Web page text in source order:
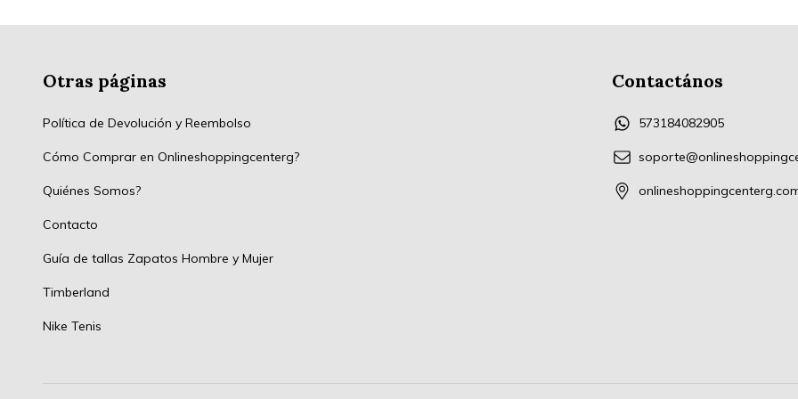
Otras páginas
Política de Devolución y Reembolso
Cómo Comprar en Onlineshoppingcenterg?
Quiénes Somos?
Contacto
Guía de tallas Zapatos Hombre y Mujer
Timberland
Nike Tenis
Contactános
573184082905